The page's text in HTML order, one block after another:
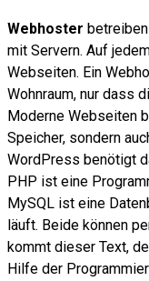
Webhoster
mit Servern. Auf
Webseiten. Ein
Wohnraum, nur dass
Moderne Webseiten
Speicher, sondern
WordPress benötigt
PHP ist eine
MySQL ist eine
läuft. Beide können
kommt dieser Text,
Hilfe der